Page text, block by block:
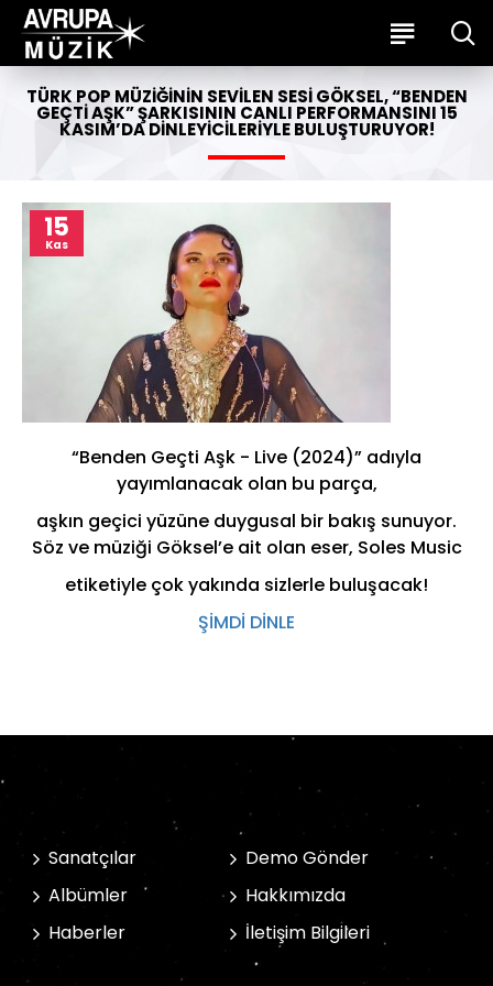
TÜRK POP MÜZIĞININ SEVILEN SESI GÖKSEL, “BENDEN
GEÇTI AŞK” ŞARKISININ CANLI PERFORMANSINI 15
KASIM’DA DINLEYICILERIYLE BULUŞTURUYOR!
15
Kas
“Benden Geçti Aşk - Live (2024)” adıyla
yayımlanacak olan bu parça,
aşkın geçici yüzüne duygusal bir bakış sunuyor.
Söz ve müziği Göksel’e ait olan eser, Soles Music
etiketiyle çok yakında sizlerle buluşacak!
ŞİMDİ DİNLE
Sanatçılar
Albümler
Haberler
Demo Gönder
Hakkımızda
İletişim Bilgileri